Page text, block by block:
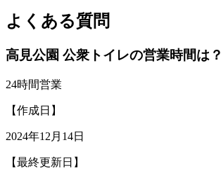
よくある質問
高見公園 公衆トイレの営業時間は？
24時間営業
【作成日】
2024年12月14日
【最終更新日】